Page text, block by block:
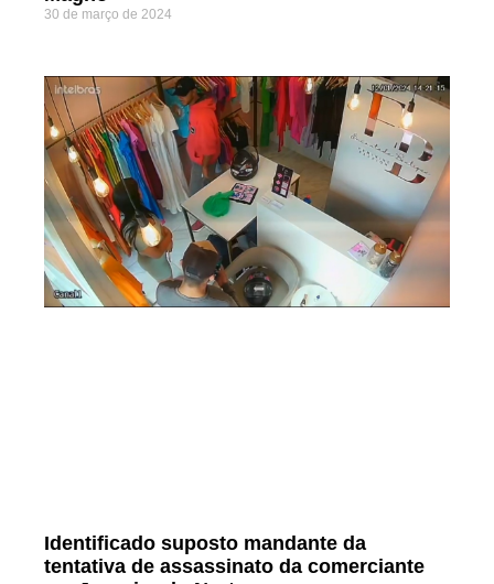
30 de março de 2024
Identificado suposto mandante da
tentativa de assassinato da comerciante